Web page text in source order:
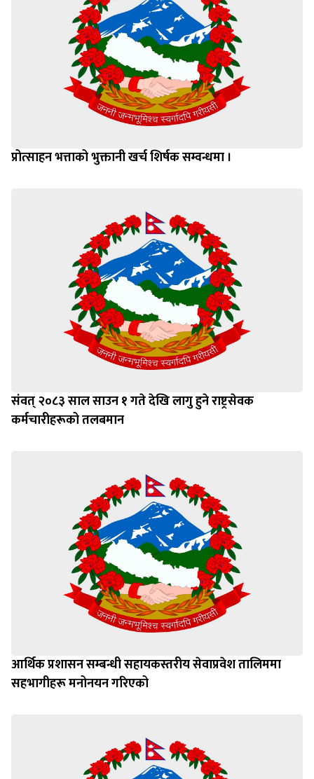
प्रोत्साहन भत्ताको भुक्तानी खर्च शिर्षक सम्वन्धमा ।
संवत् २०८३ साल साउन १ गते देखि लागु हुने राष्ट्रसेवक
कर्मचारीहरूको तलबमान
आर्थिक प्रशासन सम्बन्धी सहायकस्तरीय सेवाप्रवेश तालिममा
सहभागीहरू मनोनयन गरिएको